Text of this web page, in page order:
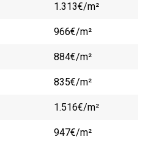
1.313€/m²
966€/m²
884€/m²
835€/m²
1.516€/m²
947€/m²